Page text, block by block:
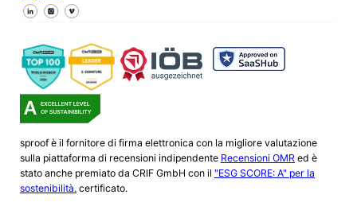
Seguici su Facebook
Seguici su X
Seguici su LinkedIn
sproof è il fornitore di firma elettronica con la migliore valutazione
sulla piattaforma di recensioni indipendente Recensioni OMRed è
stato anche premiato da CRIF GmbH con il "ESG SCORE: A" per la
sostenibilità.certificato.